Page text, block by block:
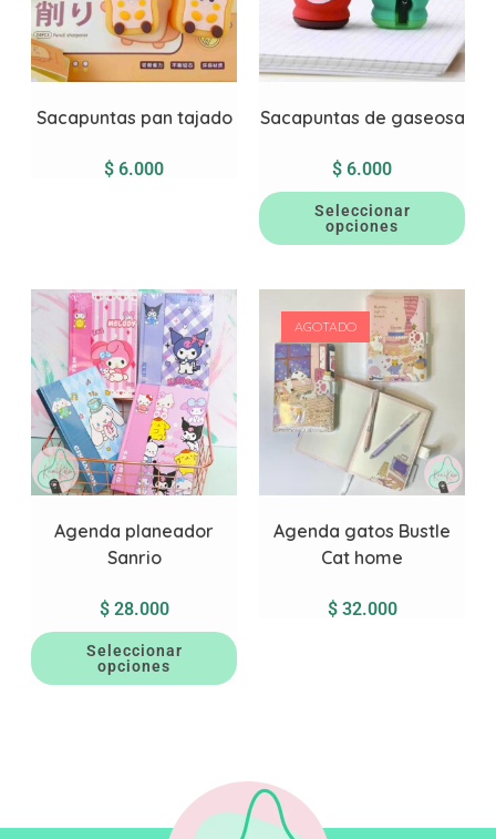
Sacapuntas pan tajado
$ 6.000
Sacapuntas de gaseosa
$ 6.000
Seleccionar
opciones
Agenda planeador
Sanrio
$28.000
Seleccionar
opciones
AGOTADO
Agenda gatos Bustle
Cat home
$32.000